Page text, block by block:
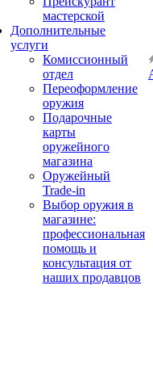
мастерской
Дополнительные
услуги
Комиссионный
отдел
Переоформление
оружия
Подарочные
карты
оружейного
магазина
Оружейный
Trade-in
Выбор оружия в
магазине:
профессиональная
помощь и
консультация от
наших продавцов